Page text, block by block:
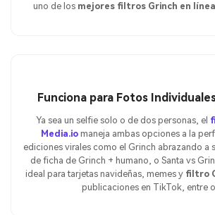
uno de los mejores filtros Grinch en línea
Funciona para Fotos
Ya sea un selfie solo o de dos personas, el
Media.iomaneja ambas opciones a la
ediciones virales como el Grinch abrazando a
de ficha de Grinch + humano, o Santa vs
ideal para tarjetas navideñas, memes y filtro
publicaciones en TikTok, entre